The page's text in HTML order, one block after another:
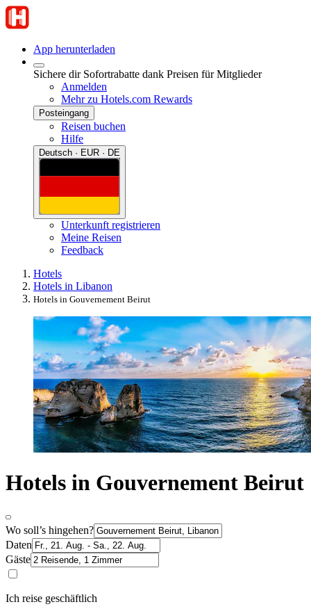
App herunterladen
Sichere dir Sofortrabatte dank Preisen für Mitglieder
Anmelden
Mehr zu Hotels.com Rewards
Posteingang
Reisen buchen
Hilfe
Deutsch · EUR · DE
Unterkunft registrieren
Meine Reisen
Feedback
Hotels
Hotels in Libanon
Hotels in Gouvernement Beirut
Hotels in Gouvernement Beirut
Wo soll’s hingehen?
Daten
Gäste
Ich reise geschäftlich